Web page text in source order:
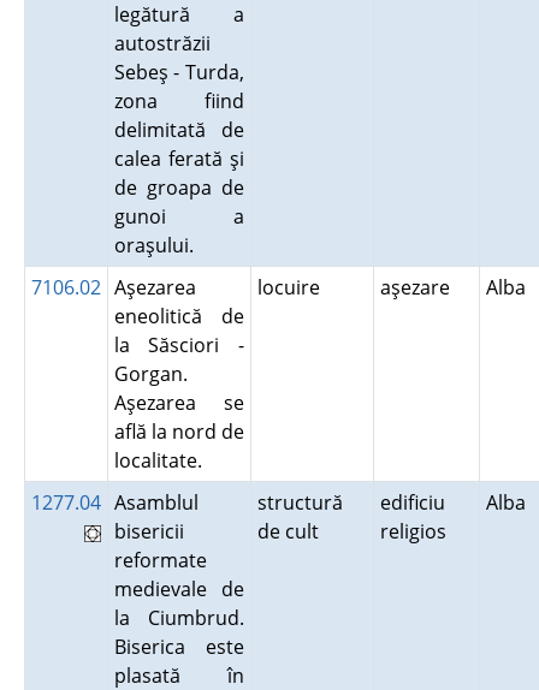
legătură a
autostrăzii
Sebeş - Turda,
zona fiind
delimitată de
calea ferată şi
de groapa de
gunoi a
oraşului.
7106.02 Aşezarea
eneolitică de
la Săsciori -
Gorgan.
Aşezarea se
află la nord de
localitate.
locuire aşezare Alba
1277.04 Asamblul
bisericii
reformate
medievale de
la Ciumbrud.
Biserica este
plasată în
structură
de cult
edificiu
religios
Alba